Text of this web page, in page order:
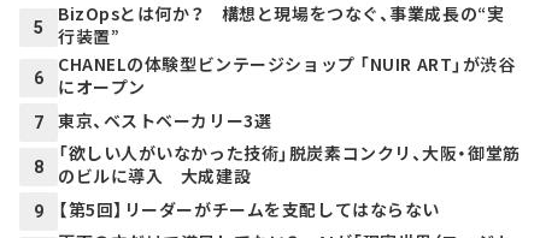
5
BizOpsとは何か？ 構想と現場をつなぐ、事業成長の“実
行装置”
6
CHANELの体験型ビンテージショップ 「NUIR ART」が渋谷
にオープン
7 東京、ベストベーカリー3選
8
「欲しい人がいなかった技術」脱炭素コンクリ、大阪・御堂筋
のビルに導入 大成建設
9 【第5回】リーダーがチームを支配してはならない